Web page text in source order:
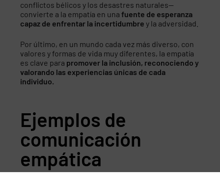
conflictos bélicos y los desastres naturales—
convierte a la empatía en unafuente de esperanza
capaz de enfrentar la incertidumbre y la adversidad.
Por último, en un mundo cada vez más diverso, con
valores y formas de vida muy diferentes, la empatía
es clave para promover la inclusión, reconociendo y
valorando las experiencias únicas de cada
individuo.
Ejemplos de
comunicación
empática